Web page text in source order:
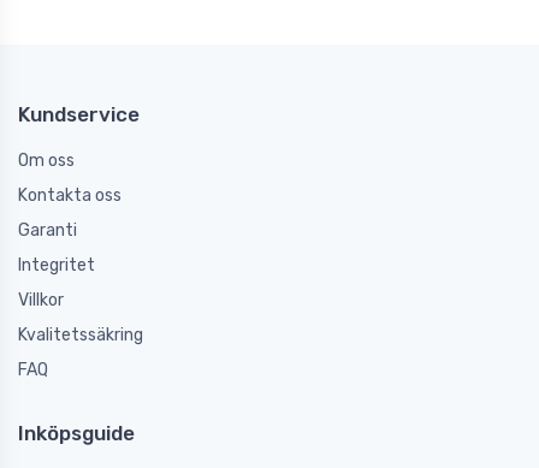
Kundservice
Om oss
Kontakta oss
Garanti
Integritet
Villkor
Kvalitetssäkring
FAQ
Inköpsguide